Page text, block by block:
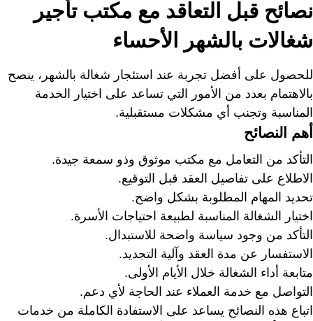
نصائح قبل التعاقد مع مكتب تأجير
شغالات بالشهر الأحساء
للحصول على أفضل تجربة عند استئجار شغالة بالشهر، ينصح
بالاهتمام بعدد من الأمور التي تساعد على اختيار الخدمة
المناسبة وتجنب أي مشكلات مستقبلية.
أهم النصائح
التأكد من التعامل مع مكتب موثوق وذو سمعة جيدة.
الاطلاع على تفاصيل العقد قبل التوقيع.
تحديد المهام المطلوبة بشكل واضح.
اختيار الشغالة المناسبة لطبيعة احتياجات الأسرة.
التأكد من وجود سياسة واضحة للاستبدال.
الاستفسار عن مدة العقد وآلية التجديد.
متابعة أداء الشغالة خلال الأيام الأولى.
التواصل مع خدمة العملاء عند الحاجة لأي دعم.
اتباع هذه النصائح يساعد على الاستفادة الكاملة من خدمات